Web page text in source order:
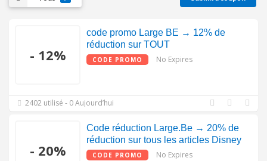
- 12%
code promo Large BE → 12% de
réduction sur TOUT
CODE PROMO No Expires
2402 utilisé - 0 Aujourd’hui
- 20%
Code réduction Large.Be → 20% de
réduction sur tous les articles Disney
CODE PROMO No Expires